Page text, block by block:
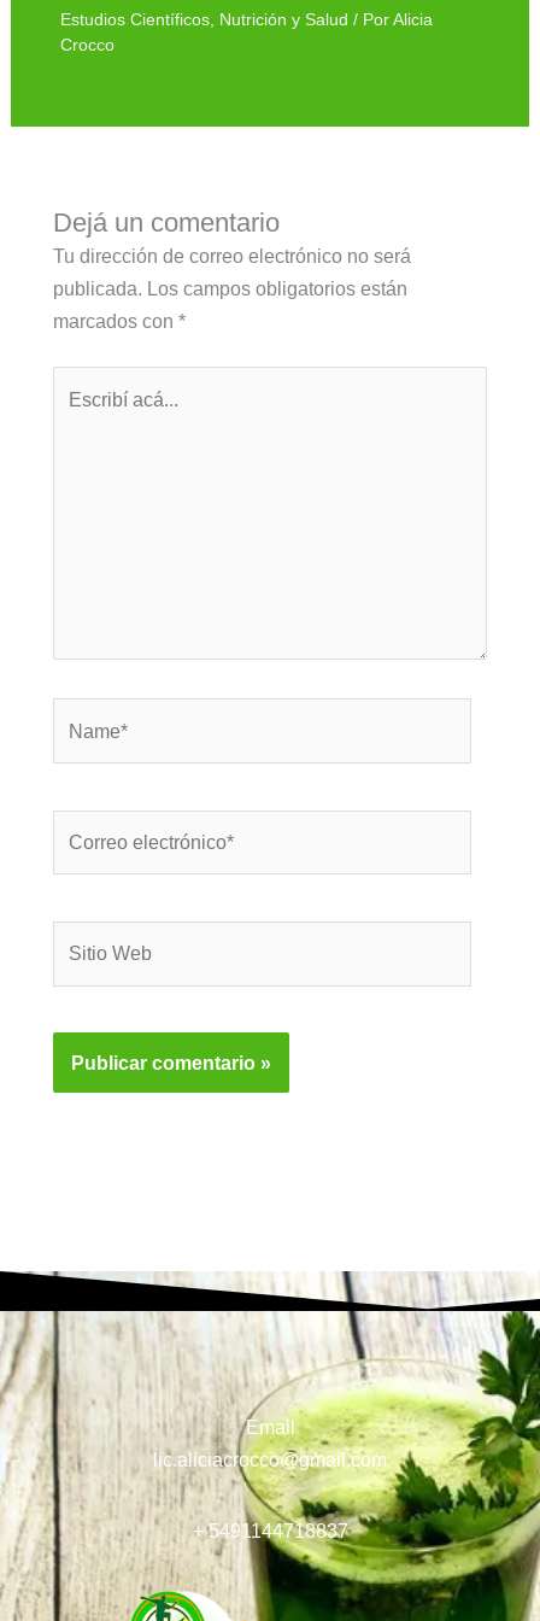
Estudios Científicos, Nutrición y Salud / Por Alicia
Crocco
Dejá un comentario
Tu dirección de correo electrónico no será
publicada. Los campos obligatorios están
marcados con *
acá...
Email
lic.aliciacrocco@gmail.com
+ 5491144718837